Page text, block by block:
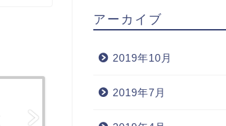
アーカイブ
2019年10月
2019年7月